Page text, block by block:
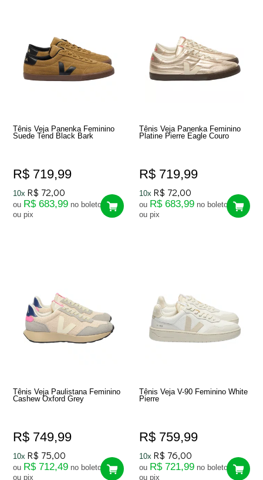
Tênis Veja Panenka Feminino
Suede Tend Black Bark
R$ 719,99
10x R$ 72,00
ou R$ 683,99 no boleto
ou pix
Tênis Veja Panenka Feminino
Platine Pierre Eagle Couro
R$ 719,99
10x R$ 72,00
ou R$ 683,99 no boleto
ou pix
Tênis Veja Paulistana Feminino
Cashew Oxford Grey
R$ 749,99
10x R$ 75,00
ou R$ 712,49 no boleto
ou pix
Tênis Veja V-90 Feminino White
Pierre
R$ 759,99
10x R$ 76,00
ou R$ 721,99 no boleto
ou pix